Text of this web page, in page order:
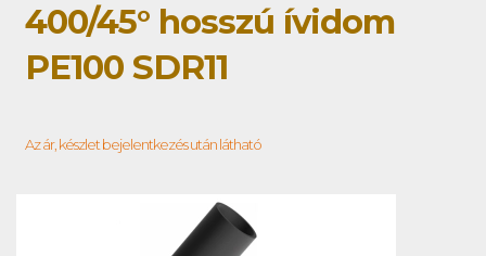
400/45° hosszú ívidom
PE100 SDR11
Az ár, készlet bejelentkezés után látható